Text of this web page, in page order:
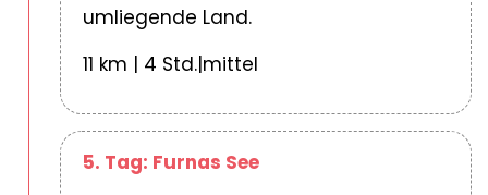
umliegende Land.
11 km | 4 Std.|mittel
5. Tag: Furnas See